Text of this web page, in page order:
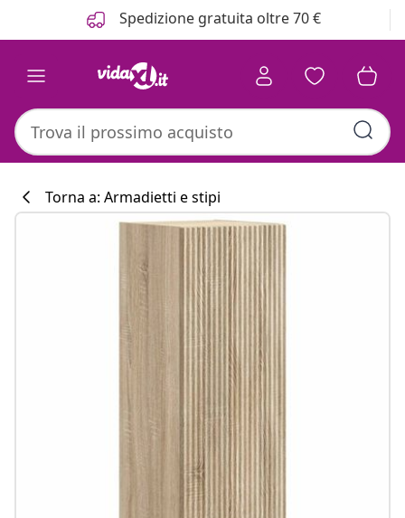
Spedizione gratuita oltre 70 €
Torna a: Armadietti e stipi